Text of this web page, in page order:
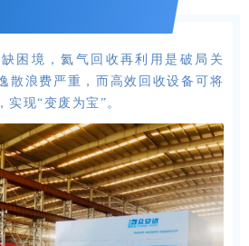
困境，氦气回收再利用是破局关
散浪费严重，而高效回收设备可将
实现“变废为宝”。